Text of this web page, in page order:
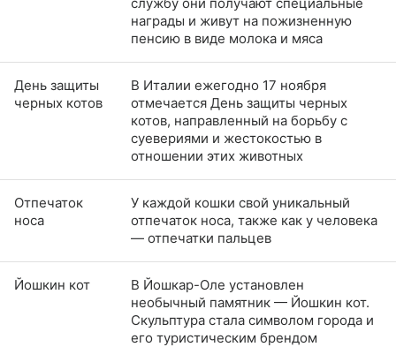
награды и живут на пожизненную
пенсию в виде молока и мяса
День защиты
черных котов
В Италии ежегодно 17 ноября
отмечается День защиты черных
котов, направленный на борьбу с
суевериями и жестокостью в
отношении этих животных
Отпечаток
носа
У каждой кошки свой уникальный
отпечаток носа, также как у человека
— отпечатки пальцев
Йошкин кот
В Йошкар-Оле установлен
необычный памятник — Йошкин кот.
Скульптура стала символом города и
его туристическим брендом